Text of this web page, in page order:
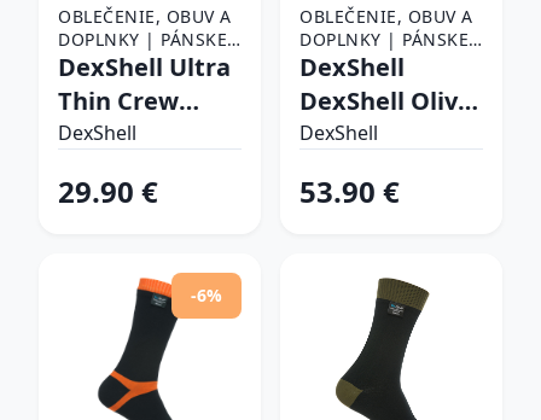
OBLEČENIE, OBUV A
DOPLNKY | PÁNSKE
OBLEČENIE |
DexShell Ultra
Thin Crew
Navy-Lime - XL
DexShell
29.90 €
OBLEČENIE, OBUV A
DOPLNKY | PÁNSKE
OBLEČENIE |
DexShell
DexShell Olive
- S (36-38)
DexShell
53.90 €
-6%